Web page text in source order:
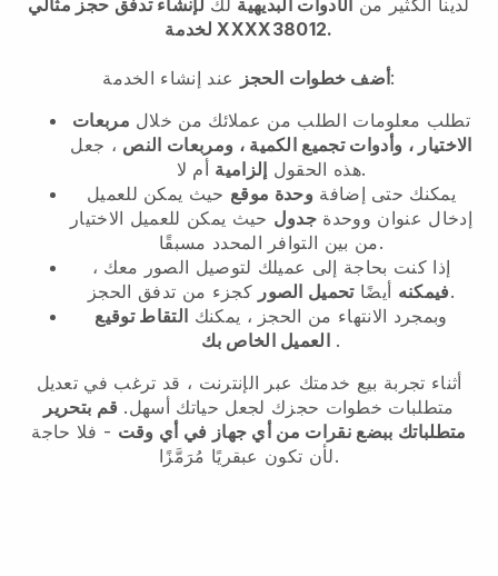
لدينا الكثير من الأدوات البديهية لك لإنشاء تدفق حجز مثالي
لخدمة XXXX38012.
أضف خطوات الحجزعند إنشاء الخدمة:
تطلب معلومات الطلب من عملائك من خلال مربعات
الاختيار ، وأدوات تجميع الكمية ، ومربعات النص ، جعل
هذه الحقول إلزامية
أم لا.
يمكنك حتى إضافة وحدة موقع حيث يمكن للعميل
إدخال عنوان ووحدة جدول حيث يمكن للعميل الاختيار
من بين التوافر المحدد مسبقًا.
إذا كنت بحاجة إلى عميلك لتوصيل الصور معك ،
فيمكنه أيضًاتحميل الصور
كجزء من تدفق الحجز.
وبمجرد الانتهاء من الحجز ، يمكنك التقاط توقيع
العميل الخاص بك .
أثناء تجربة بيع خدمتك عبر الإنترنت ، قد ترغب في تعديل
متطلبات خطوات حجزك لجعل حياتك أسهل. قم بتحرير
متطلباتك ببضع نقرات من أي جهاز في أي وقت - فلا حاجة
لأن تكون عبقريًا مُرَمَّزًا.